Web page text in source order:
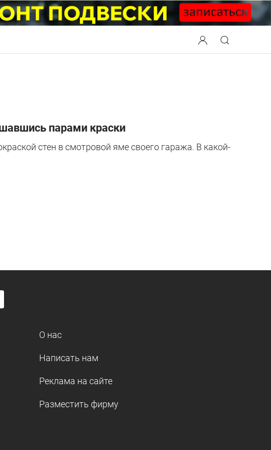
парами краски
стен в смотровой яме своего гаража. В какой-
О нас
Написать нам
Реклама на сайте
Разместить фирму